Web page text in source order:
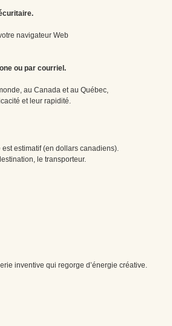
navigateur Web
ou par courriel.
au Canada et au Québec,
et leur rapidité.
estimatif (en dollars canadiens).
le transporteur.
inventive qui regorge d’énergie créative.